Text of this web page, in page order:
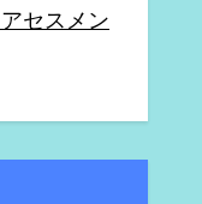
セスメン